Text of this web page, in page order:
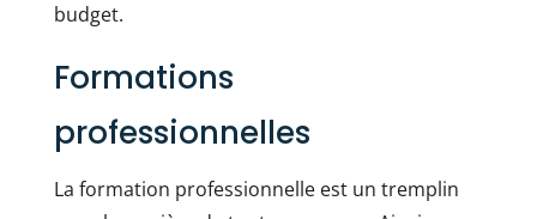
budget.
Formations
professionnelles
La formation professionnelle est un tremplin